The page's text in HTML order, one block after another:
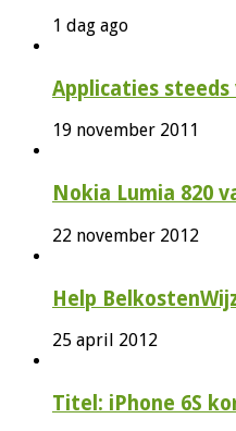
1 dag ago
Applicaties
19 november 2011
Nokia Lumia 820
22 november 2012
Help
25 april 2012
Titel: iPhone 6S